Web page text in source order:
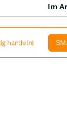
Im
handeln!